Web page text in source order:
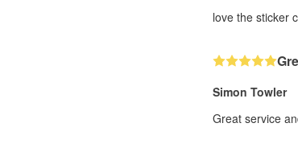
love the sticker
Simon Towler
Great service